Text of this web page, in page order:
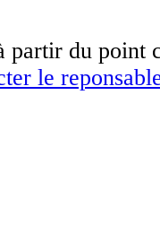
partir du point
le